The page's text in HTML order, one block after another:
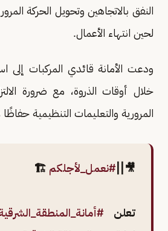
النفق بالاتجاهين وتحويل الحركة
لحين انتهاء الأعمال.
ودعت الأمانة قائدي المركبات إلى
خلال أوقات الذروة، مع ضرورة
المرورية والتعليمات التنظيمية
🎥|| #نعمل_لأجلكم 🏗️
تعلن